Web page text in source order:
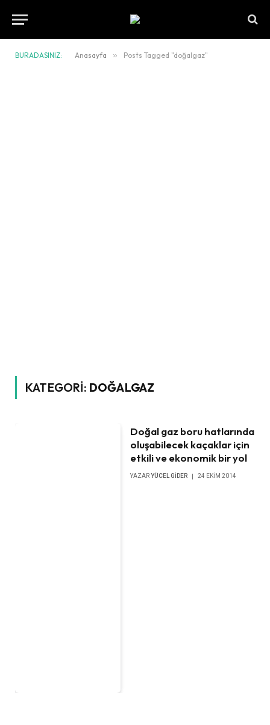
BURADASINIZ: Anasayfa » Posts Tagged "doğalgaz"
KATEGORI: DOĞALGAZ
Doğal gaz boru hatlarında
oluşabilecek kaçaklar için
etkili ve ekonomik bir yol
YAZARYÜCEL GIDER 24 EKIM 2014